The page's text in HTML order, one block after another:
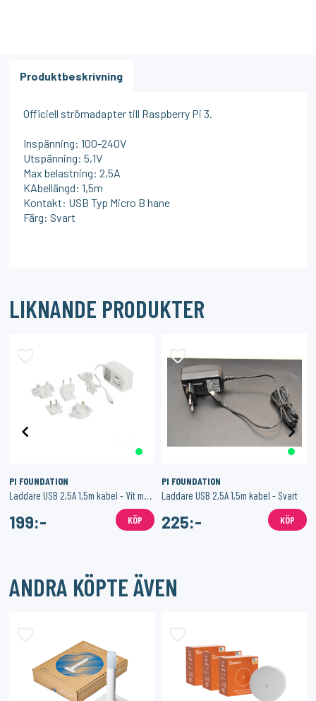
Produktbeskrivning
Officiell strömadapter till Raspberry Pi 3.
Inspänning: 100-240V
Utspänning: 5,1V
Max belastning: 2,5A
KAbellängd: 1,5m
Kontakt: USB Typ Micro B hane
Färg: Svart
LIKNANDE PRODUKTER
PI FOUNDATION
199:- KÖP
PI FOUNDATION
Laddare USB 2,5A 1,5m kabel - Svart
225:- KÖP
ANDRA KÖPTE ÄVEN